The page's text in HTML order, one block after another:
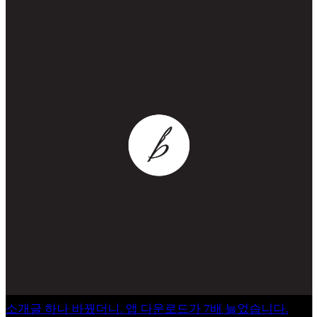
소개글 하나 바꿨더니. 앱 다운로드가 7배 늘었습니다.